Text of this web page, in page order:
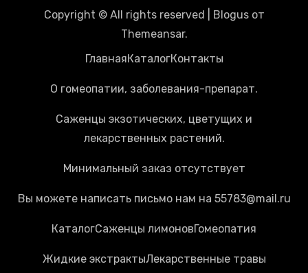
Copyright © All rights reserved Blogusот
Themeansar.
ГлавнаяКаталогКонтакты
О гомеопатии, заболевания-препарат.
Саженцы экзотических, цветущих и
лекарственных растений.
Минимальный заказ отсутствует
Вы можете написать письмо нам на 55783@mail.ru
КаталогCаженцы лимоновГомеопатия
Жидкие экстрактыЛекарственные травы